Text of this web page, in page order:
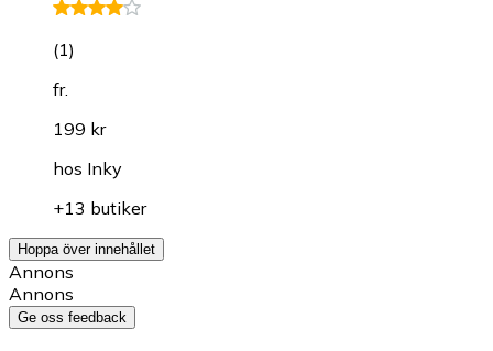
(1)
fr.
199 kr
hos Inky
+13 butiker
Hoppa över innehållet
Annons
Annons
Ge oss feedback